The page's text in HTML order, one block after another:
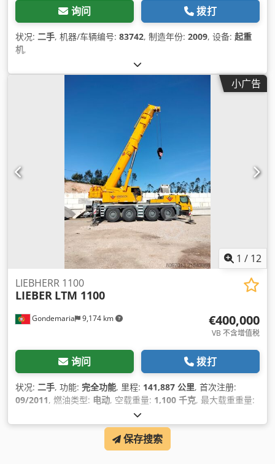
询问 拨打
状况: 二手, 机器/车辆编号: 83742, 制造年份: 2009, 设备: 起重
机,
小广告
1 / 12
Gondemaria 9,174 km
LIEBHERR 1100
LIEBER LTM 1100
€400,000
VB 不含增值税
询问 拨打
状况: 二手, 功能: 完全功能, 里程: 141,887 公里, 首次注册:
09/2011, 燃油类型: 电动, 空载重量: 1,100 千克, 最大载重重量:
48,000 千克, 轮胎尺寸:
状况:80 百分比, 车轴配置:8x6, 轴距:165,000 毫米, 轴距:
, 下次检验 (TÜV):03/2026
, 市区油耗:60 升/100公里
保存搜索